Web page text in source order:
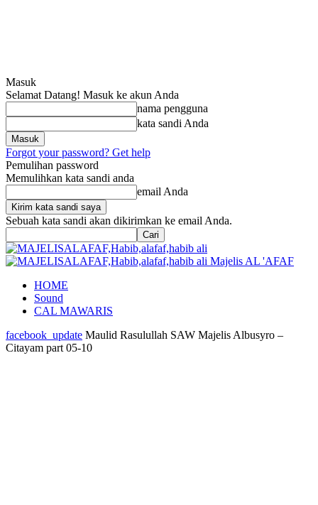
Masuk
Selamat Datang! Masuk ke akun Anda
nama pengguna
kata sandi Anda
Forgot your password? Get help
Pemulihan password
Memulihkan kata sandi anda
email Anda
Sebuah kata sandi akan dikirimkan ke email Anda.
Majelis AL 'AFAF
HOME
Sound
CAL MAWARIS
facebook_update Maulid Rasulullah SAW Majelis Albusyro –
Citayam part 05-10